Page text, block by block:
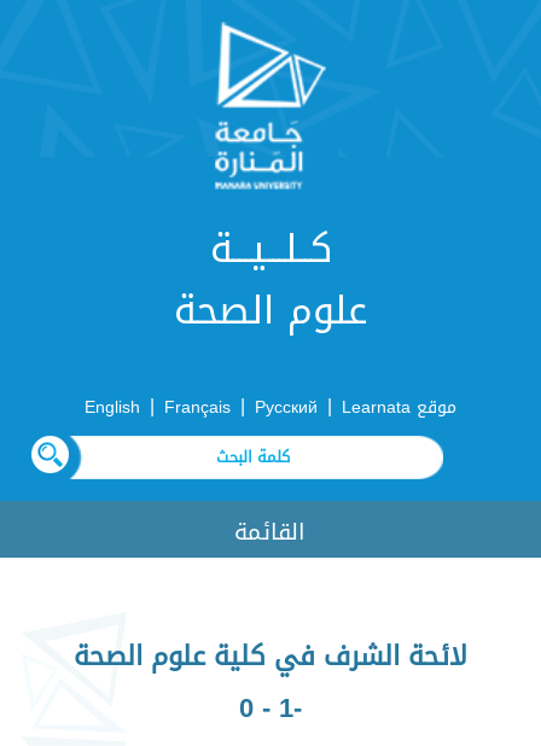
كــلـــيـــة
علوم الصحة
موقع Learnata |
Русский
|
Français
|
English
القائمة
لائحة الشرف في كلية علوم الصحة
-1 - 0